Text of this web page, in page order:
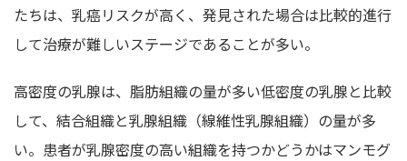
たちは、乳癌リスクが高く、発見された場合は比較的進行
して治療が難しいステージであることが多い。
高密度の乳腺は、脂肪組織の量が多い低密度の乳腺と比較
して、結合組織と乳腺組織（線維性乳腺組織）の量が多
い。患者が乳腺密度の高い組織を持つかどうかはマンモグ